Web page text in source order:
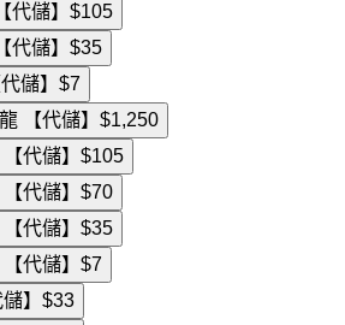
代儲】 $105
代儲】 $35
儲】 $7
龍 【代儲】 $1,250
代儲】 $105
【代儲】 $70
代儲】 $35
代儲】 $7
】 $33